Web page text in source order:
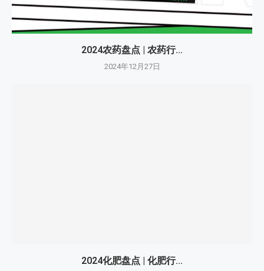
2024农药盘点 | 农药行...
2024年12月27日
2024化肥盘点 | 化肥行...